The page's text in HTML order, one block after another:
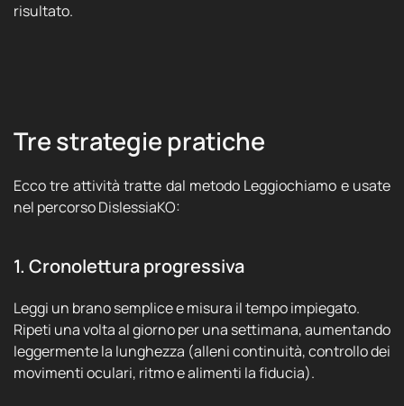
risultato.
Tre strategie pratiche
Ecco tre attività tratte dal metodo Leggiochiamo e usate
nel percorso DislessiaKO:
1. Cronolettura progressiva
Leggi un brano semplice e misura il tempo impiegato.
Ripeti una volta al giorno per una settimana, aumentando
leggermente la lunghezza (alleni continuità, controllo dei
movimenti oculari, ritmo e alimenti la fiducia).